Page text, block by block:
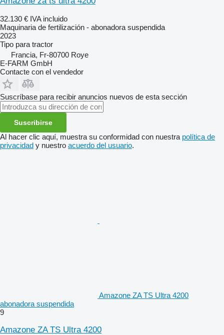
32.130 € IVA incluido
Maquinaria de fertilización - abonadora suspendida
2023
Tipo para tractor
Francia, Fr-80700 Roye
E-FARM GmbH
Contacte con el vendedor
Suscríbase para recibir anuncios nuevos de esta sección
Suscribirse
Al hacer clic aquí, muestra su conformidad con nuestra política de
privacidad y nuestro acuerdo del usuario.
Amazone ZA TS Ultra 4200
abonadora suspendida
9
Amazone ZA TS Ultra 4200